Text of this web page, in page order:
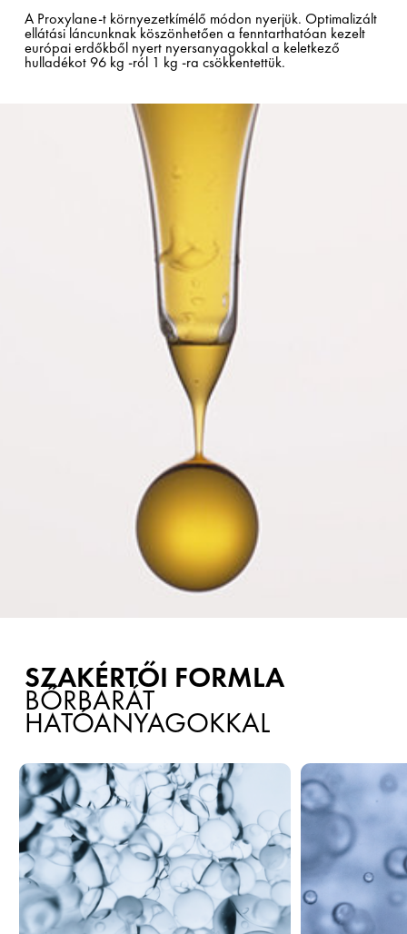
A Proxylane-t környezetkímélő módon nyerjük. Optimalizált
ellátási láncunknak köszönhetően a fenntarthatóan kezelt
európai erdőkből nyert nyersanyagokkal a keletkező
hulladékot 96 kg -ról 1 kg -ra csökkentettük.
SZAKÉRTŐI FORMLA
BŐRBARÁT
HATÓANYAGOKKAL